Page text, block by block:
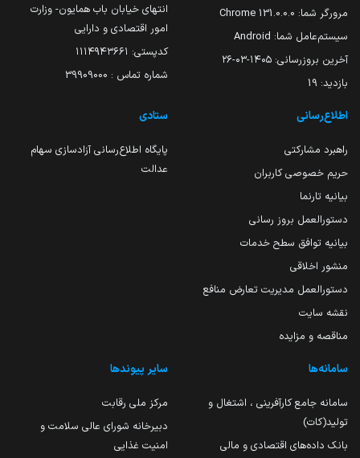
مرورگر شما: 131.0.0.0 Chrome
سیستم‌عامل شما: Android
آخرین بروزرسانی: ۱۴۰۵-۰۳-۲۶
بازدید: 19
انتهای خیابان باب همایون- وزارت
امور اقتصادی و دارایی
کدپستی: ۱۱۱۴۹۴۳۶۶۱
شماره تماس : 39909000
اطلاع‌رسانی
راهبرد مشارکتی
حریم خصوصی کاربران
بیانیه تارنما
دستورالعمل بروز رسانی
بیانیه توافق سطح خدمات
منشور اخلاقی
دستورالعمل مدیریت تعارض منافع
نقشه سایت
مناقصه و مزایده
ستادی
پایگاه اطلاع‌رسانی آزادسازی سهام
عدالت
سامانه‌ها
سامانه جامع کارآفرینی ، اشتغال و
تولید(کات)
بانک داده‌های اقتصادی و مالی
سایر پیوندها
مرکز ملی رقابت
دبیرخانه شورای عالی سلامت و
امنیت غذایی